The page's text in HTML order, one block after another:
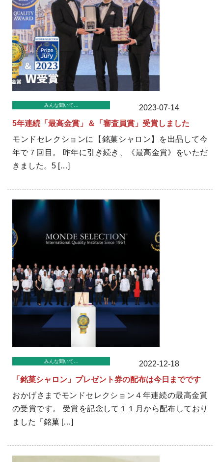
みんな聞いて…
2023-07-14
5年連続「最高金賞」＆「審査員賞」受賞しました
モンドセレクションに【銘菓シャロン】を出品して今
年で７回目。 昨年に引き続き、《最高金賞》をいただ
きました。5 […]
みんな聞いて…
2022-12-18
「銘菓シャロン」プレゼント券の配布は今日までです
おかげさまでモンドセレクション４年連続の最高金賞
の受賞です。 受賞を記念して１１月から配布しており
ました「銘菓 […]